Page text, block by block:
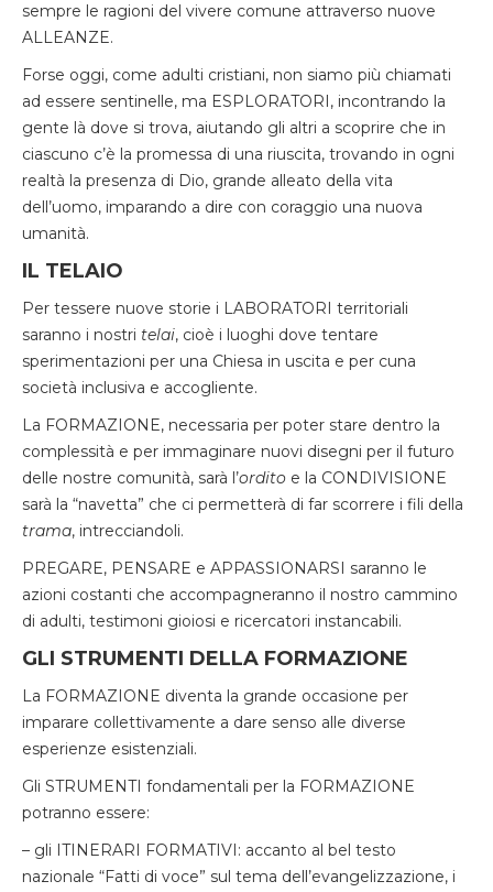
sempre le ragioni del vivere comune attraverso nuove
ALLEANZE.
Forse oggi, come adulti cristiani, non siamo più chiamati
ad essere sentinelle, ma ESPLORATORI, incontrando la
gente là dove si trova, aiutando gli altri a scoprire che in
ciascuno c’è la promessa di una riuscita, trovando in ogni
realtà la presenza di Dio, grande alleato della vita
dell’uomo, imparando a dire con coraggio una nuova
umanità.
IL TELAIO
Per tessere nuove storie i LABORATORI territoriali
saranno i nostri telai, cioè i luoghi dove tentare
sperimentazioni per una Chiesa in uscita e per cuna
società inclusiva e accogliente.
La FORMAZIONE, necessaria per poter stare dentro la
complessità e per immaginare nuovi disegni per il futuro
delle nostre comunità, sarà l’ordito e la CONDIVISIONE
sarà la “navetta” che ci permetterà di far scorrere i fili della
trama, intrecciandoli.
PREGARE, PENSARE e APPASSIONARSI saranno le
azioni costanti che accompagneranno il nostro cammino
di adulti, testimoni gioiosi e ricercatori instancabili.
GLI STRUMENTI DELLA FORMAZIONE
La FORMAZIONE diventa la grande occasione per
imparare collettivamente a dare senso alle diverse
esperienze esistenziali.
Gli STRUMENTI fondamentali per la FORMAZIONE
potranno essere:
– gli ITINERARI FORMATIVI: accanto al bel testo
nazionale “Fatti di voce” sul tema dell’evangelizzazione, i